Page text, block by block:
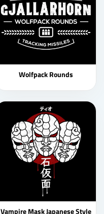
Wolfpack Rounds
Vampire Mask Japanese Style